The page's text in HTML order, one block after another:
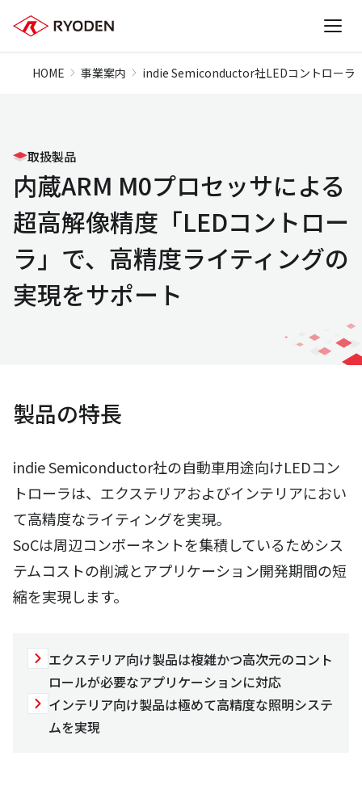
HOME 事業案内 indie Semiconductor社LEDコントローラ
取扱製品
内蔵ARM M0プロセッサによる
超高解像精度「LEDコントロー
ラ」で、高精度ライティングの
実現をサポート
製品の特長
indie Semiconductor社の自動車用途向けLEDコン
トローラは、エクステリアおよびインテリアにおい
て高精度なライティングを実現。
SoCは周辺コンポーネントを集積しているためシス
テムコストの削減とアプリケーション開発期間の短
縮を実現します。
エクステリア向け製品は複雑かつ高次元のコント
ロールが必要なアプリケーションに対応
インテリア向け製品は極めて高精度な照明システ
ムを実現